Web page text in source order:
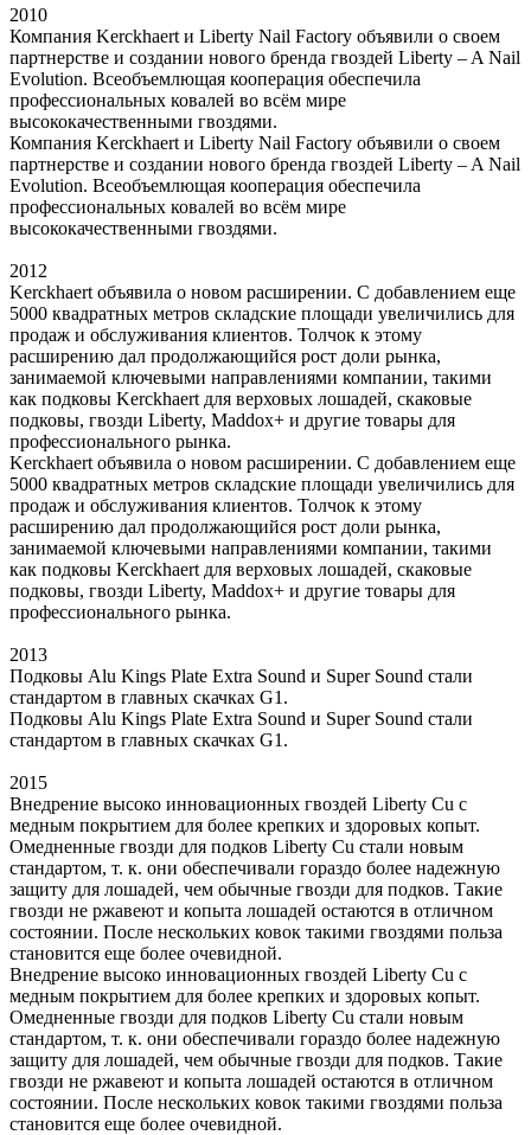
2010
Компания Kerckhaert и Liberty Nail Factory объявили о своем
партнерстве и создании нового бренда гвоздей Liberty – A Nail
Evolution. Всеобъемлющая кооперация обеспечила
профессиональных ковалей во всём мире
высококачественными гвоздями.
Компания Kerckhaert и Liberty Nail Factory объявили о своем
партнерстве и создании нового бренда гвоздей Liberty – A Nail
Evolution. Всеобъемлющая кооперация обеспечила
профессиональных ковалей во всём мире
высококачественными гвоздями.
2012
Kerckhaert объявила о новом расширении. С добавлением еще
5000 квадратных метров складские площади увеличились для
продаж и обслуживания клиентов. Толчок к этому
расширению дал продолжающийся рост доли рынка,
занимаемой ключевыми направлениями компании, такими
как подковы Kerckhaert для верховых лошадей, скаковые
подковы, гвозди Liberty, Maddox+ и другие товары для
профессионального рынка.
Kerckhaert объявила о новом расширении. С добавлением еще
5000 квадратных метров складские площади увеличились для
продаж и обслуживания клиентов. Толчок к этому
расширению дал продолжающийся рост доли рынка,
занимаемой ключевыми направлениями компании, такими
как подковы Kerckhaert для верховых лошадей, скаковые
подковы, гвозди Liberty, Maddox+ и другие товары для
профессионального рынка.
2013
Подковы Alu Kings Plate Extra Sound и Super Sound стали
стандартом в главных скачках G1.
Подковы Alu Kings Plate Extra Sound и Super Sound стали
стандартом в главных скачках G1.
2015
Внедрение высоко инновационных гвоздей Liberty Cu с
медным покрытием для более крепких и здоровых копыт.
Омедненные гвозди для подков Liberty Cu стали новым
стандартом, т. к. они обеспечивали гораздо более надежную
защиту для лошадей, чем обычные гвозди для подков. Такие
гвозди не ржавеют и копыта лошадей остаются в отличном
состоянии. После нескольких ковок такими гвоздями польза
становится еще более очевидной.
Внедрение высоко инновационных гвоздей Liberty Cu с
медным покрытием для более крепких и здоровых копыт.
Омедненные гвозди для подков Liberty Cu стали новым
стандартом, т. к. они обеспечивали гораздо более надежную
защиту для лошадей, чем обычные гвозди для подков. Такие
гвозди не ржавеют и копыта лошадей остаются в отличном
состоянии. После нескольких ковок такими гвоздями польза
становится еще более очевидной.